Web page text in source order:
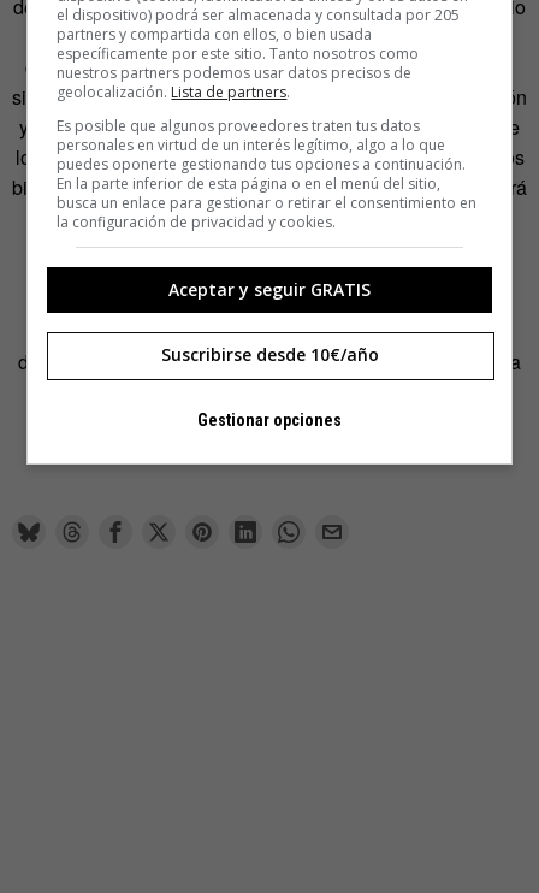
de reestructuración con despidos y reducción de un negocio
sustentado principalmente sobre el retail físico. Zynga, a
diferencia de otros negocios en el entorno 2.0 que crecen
sin saber su modelo de negocio, tiene clara su monetización
y ya gana dinero. La compañía mueve una tercera parte de
los 1.600 millones de dólares que genera el mercado de los
bienes virtuales, un sector que, según ThinkEquity, generará
más de 3.600 millones de dólares en tres años.
La revolución social sigue imparable pero tampoco ha
llegado la hora de descontar el impacto de las grandes
producciones de videojuegos. El público sigue
demandando sus juegos. Sin ir más lejos, la última entrega
primer día el pasado 16 de septiembre.
el dispositivo) podrá ser almacenada y consultada por 205
partners y compartida con ellos, o bien usada
específicamente por este sitio. Tanto nosotros como
nuestros partners podemos usar datos precisos de
geolocalización. Lista de partners.
Es posible que algunos proveedores traten tus datos
personales en virtud de un interés legítimo, algo a lo que
puedes oponerte gestionando tus opciones a continuación.
En la parte inferior de esta página o en el menú del sitio,
busca un enlace para gestionar o retirar el consentimiento en
la configuración de privacidad y cookies.
Aceptar y seguir GRATIS
Suscribirse desde 10€/año
Gestionar opciones